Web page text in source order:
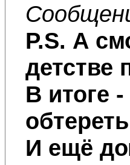
P.S. А
детстве
В итоге
И ещё